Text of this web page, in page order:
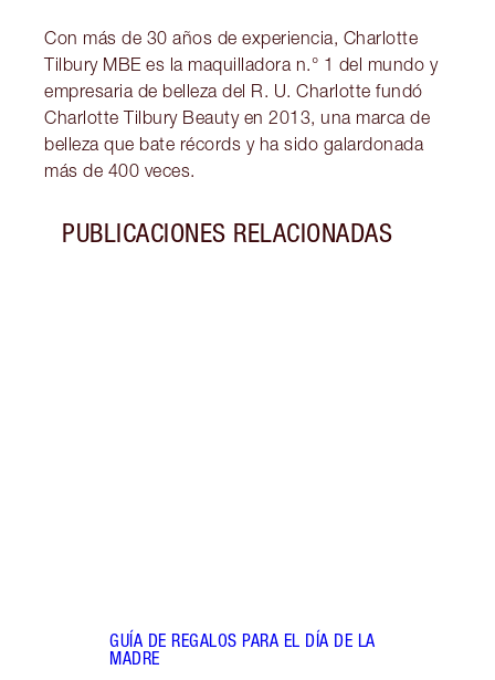
Con más de 30 años de experiencia, Charlotte
Tilbury MBE es la maquilladora n.° 1 del mundo y
empresaria de belleza del R. U. Charlotte fundó
Charlotte Tilbury Beauty en 2013, una marca de
belleza que bate récords y ha sido galardonada
más de 400 veces.
PUBLICACIONES RELACIONADAS
GUÍA DE REGALOS PARA EL DÍA DE LA
MADRE